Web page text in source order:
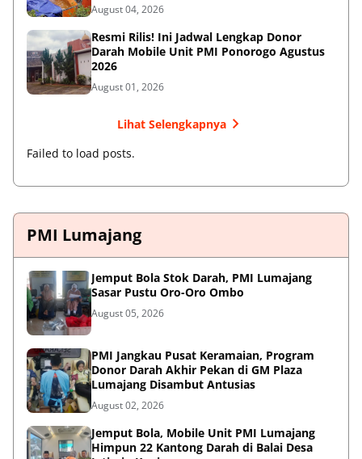
August 04, 2026
Resmi Rilis! Ini Jadwal Lengkap Donor
Darah Mobile Unit PMI Ponorogo Agustus
2026
August 01, 2026
Lihat Selengkapnya
Failed to load posts.
PMI Lumajang
Jemput Bola Stok Darah, PMI Lumajang
Sasar Pustu Oro-Oro Ombo
August 05, 2026
PMI Jangkau Pusat Keramaian, Program
Donor Darah Akhir Pekan di GM Plaza
Lumajang Disambut Antusias
August 02, 2026
Jemput Bola, Mobile Unit PMI Lumajang
Himpun 22 Kantong Darah di Balai Desa